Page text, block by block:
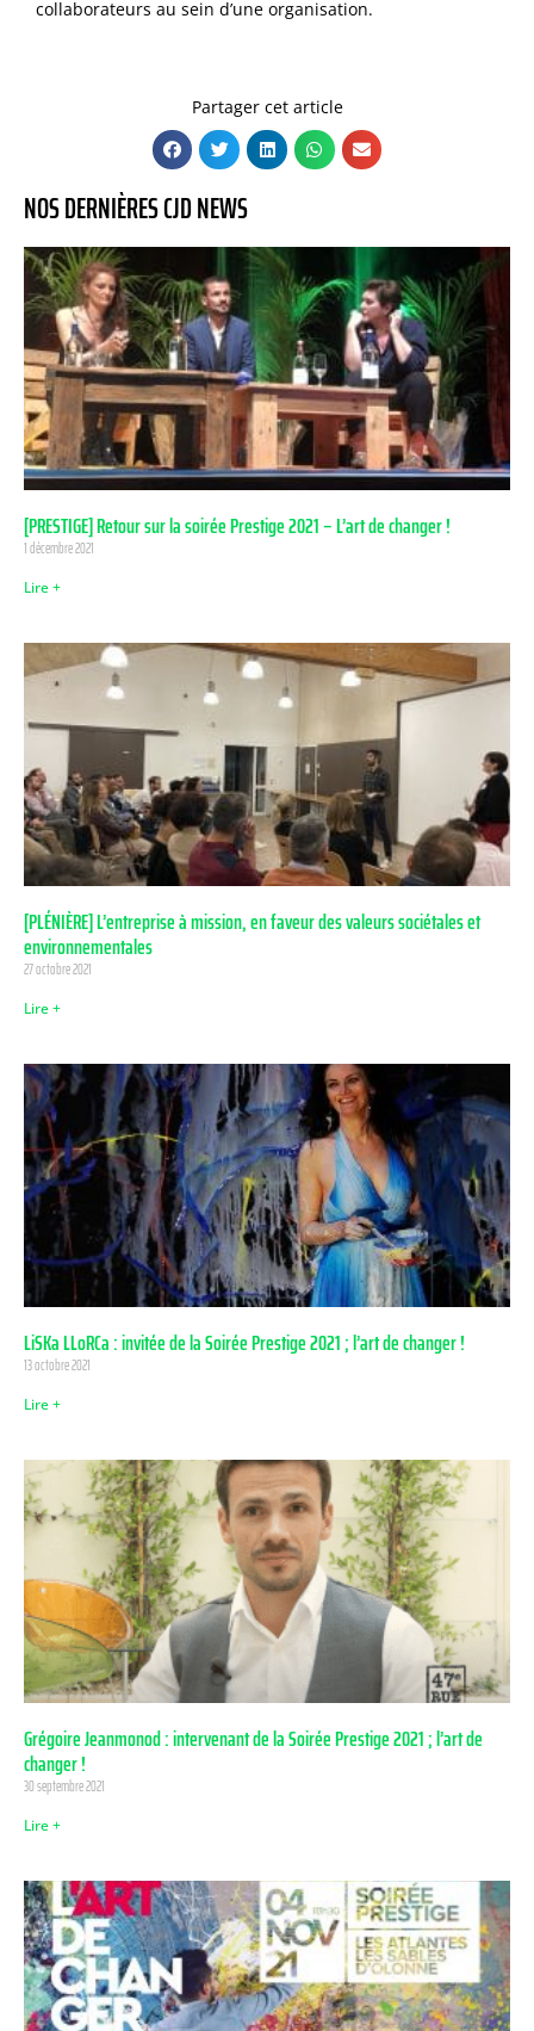
collaborateurs au sein d’une organisation.
Partager cet article
NOS DERNIÈRES CJD NEWS
[PRESTIGE] Retour sur la soirée Prestige 2021 – L’art de changer !
1 décembre 2021
Lire +
[PLÉNIÈRE] L’entreprise à mission, en faveur des valeurs sociétales et
environnementales
27 octobre 2021
Lire +
LiSKa LLoRCa : invitée de la Soirée Prestige 2021 ; l’art de changer !
13 octobre 2021
Lire +
Grégoire Jeanmonod : intervenant de la Soirée Prestige 2021 ; l’art de
changer !
30 septembre 2021
Lire +